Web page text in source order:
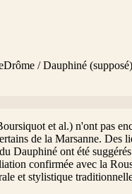
Drôme / Dauphiné (supposé)
et al.) n'ont pas
de la Marsanne. Des
Dauphiné ont été
confirmée avec la
et stylistique